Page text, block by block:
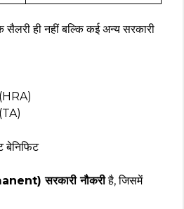
सैलरी ही नहीं बल्कि कई अन्य सरकारी
बेनिफिट
सरकारी नौकरीहै, जिसमें